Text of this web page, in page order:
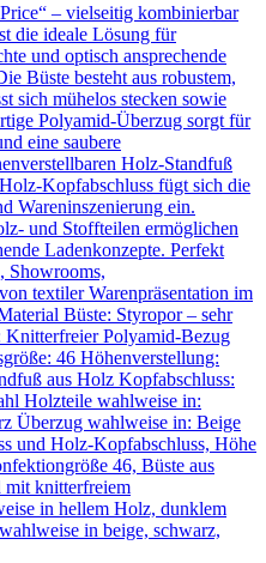
– vielseitig kombinierbar
die ideale Lösung für
und optisch ansprechende
Büste besteht aus robustem,
sich mühelos stecken sowie
Polyamid-Überzug sorgt für
eine saubere
Holz-Standfuß
Kopfabschluss fügt sich die
Wareninszenierung ein.
und Stoffteilen ermöglichen
Ladenkonzepte. Perfekt
Showrooms,
textiler Warenpräsentation im
Büste: Styropor – sehr
Polyamid-Bezug
46 Höhenverstellung:
aus Holz Kopfabschluss:
Holzteile wahlweise in:
Überzug wahlweise in: Beige
und Holz-Kopfabschluss, Höhe
46, Büste aus
mit knitterfreiem
in hellem Holz, dunklem
in beige, schwarz,